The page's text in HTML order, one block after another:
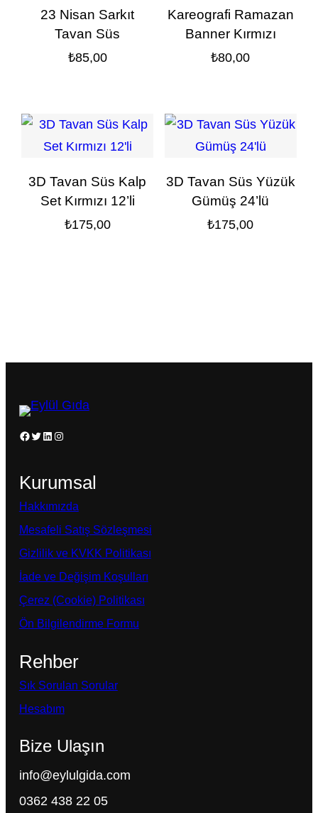
23 Nisan Sarkıt
Tavan Süs
₺85,00
Kareografi Ramazan
Banner Kırmızı
₺80,00
3D Tavan Süs Kalp
Set Kırmızı 12’li
₺175,00
3D Tavan Süs Yüzük
Gümüş 24’lü
₺175,00
Facebook Twitter LinkedIn Instagram
Kurumsal
Hakkımızda
Mesafeli Satış Sözleşmesi
Gizlilik ve KVKK Politikası
İade ve Değişim Koşulları
Çerez (Cookie) Politikası
Ön Bilgilendirme Formu
Rehber
Sık Sorulan Sorular
Hesabım
Bize Ulaşın
info@eylulgida.com
0362 438 22 05